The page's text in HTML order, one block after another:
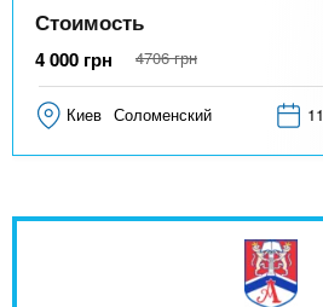
Стоимость
4 000 грн 4706 грн
Киев Соломенский